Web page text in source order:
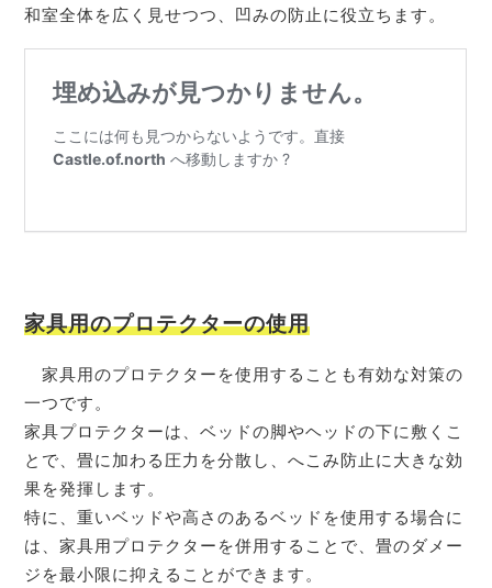
和室全体を広く見せつつ、凹みの防止に役立ちます。
家具用のプロテクターの使用
家具用のプロテクターを使用することも有効な対策の
一つです。
家具プロテクターは、ベッドの脚やヘッドの下に敷くこ
とで、畳に加わる圧力を分散し、へこみ防止に大きな効
果を発揮します。
特に、重いベッドや高さのあるベッドを使用する場合に
は、家具用プロテクターを併用することで、畳のダメー
ジを最小限に抑えることができます。